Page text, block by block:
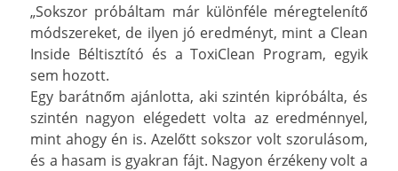
„Sokszor próbáltam már különféle méregtelenítő
módszereket, de ilyen jó eredményt, mint a Clean
Inside Béltisztító és a ToxiClean Program, egyik
sem hozott.
Egy barátnőm ajánlotta, aki szintén kipróbálta, és
szintén nagyon elégedett volta az eredménnyel,
mint ahogy én is. Azelőtt sokszor volt szorulásom,
és a hasam is gyakran fájt. Nagyon érzékeny volt a